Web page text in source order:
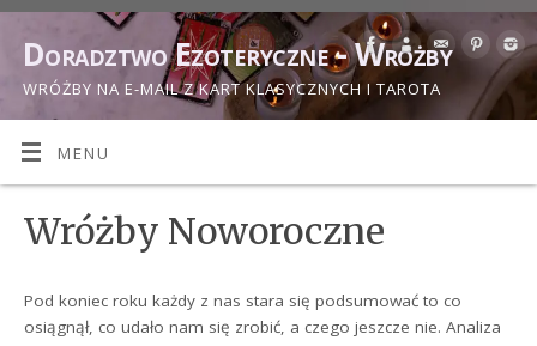
Doradztwo Ezoteryczne - Wróżby
WRÓŻBY NA E-MAIL Z KART KLASYCZNYCH I TAROTA
MENU
Wróżby Noworoczne
Pod koniec roku każdy z nas stara się podsumować to co
osiągnął, co udało nam się zrobić, a czego jeszcze nie. Analiza